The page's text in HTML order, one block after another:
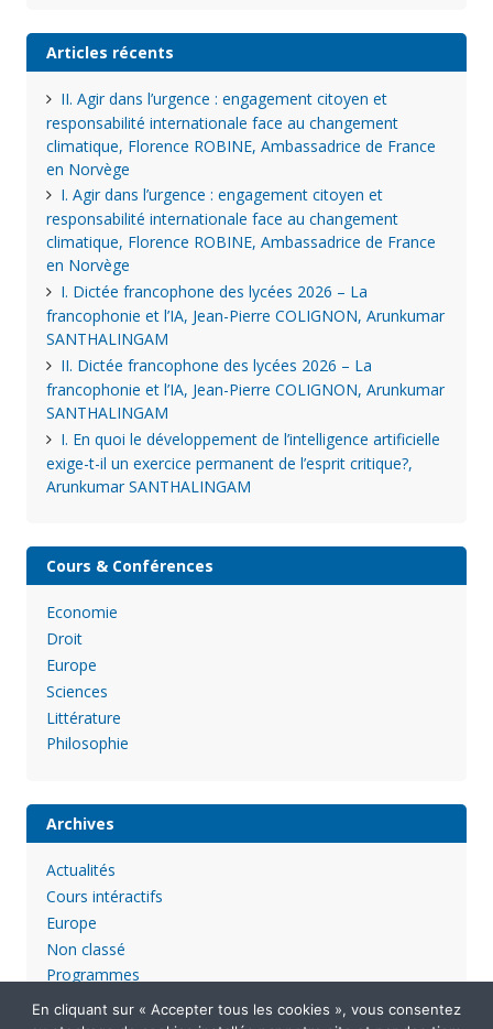
Articles récents
II. Agir dans l’urgence : engagement citoyen et
responsabilité internationale face au changement
climatique, Florence ROBINE, Ambassadrice de France
en Norvège
I. Agir dans l’urgence : engagement citoyen et
responsabilité internationale face au changement
climatique, Florence ROBINE, Ambassadrice de France
en Norvège
I. Dictée francophone des lycées 2026 – La
francophonie et l’IA, Jean-Pierre COLIGNON, Arunkumar
SANTHALINGAM
II. Dictée francophone des lycées 2026 – La
francophonie et l’IA, Jean-Pierre COLIGNON, Arunkumar
SANTHALINGAM
I. En quoi le développement de l’intelligence artificielle
exige-t-il un exercice permanent de l’esprit critique?,
Arunkumar SANTHALINGAM
Cours & Conférences
Economie
Droit
Europe
Sciences
Littérature
Philosophie
Archives
Actualités
Cours intéractifs
Europe
Non classé
Programmes
En cliquant sur « Accepter tous les cookies », vous consentez